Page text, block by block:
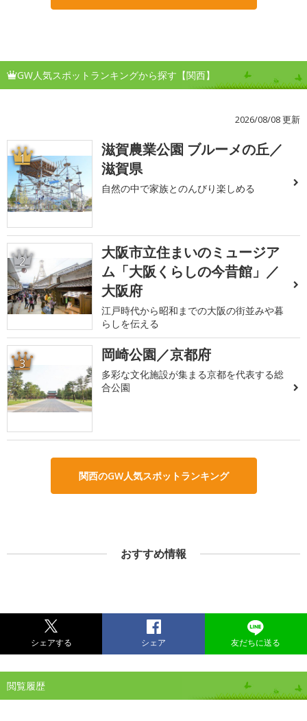
GW人気スポットランキングから探す【関西】
2026/08/08 更新
1
滋賀農業公園 ブルーメの丘／
滋賀県
自然の中で家族とのんびり楽しめる
2
大阪市立住まいのミュージア
ム「大阪くらしの今昔館」／
大阪府
江戸時代から昭和までの大阪の街並みや暮
らしを伝える
3 岡崎公園／京都府
多彩な文化施設が集まる京都を代表する総
合公園
関西のGW人気スポットランキング
おすすめ情報
シェアする シェア 友だちに送る
閲覧履歴